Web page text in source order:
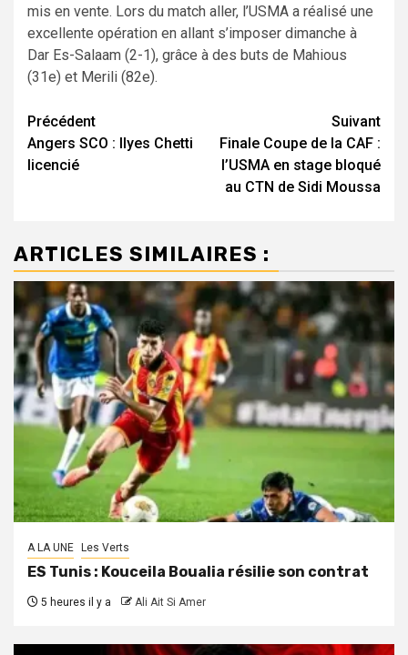
mis en vente. Lors du match aller, l’USMA a réalisé une
excellente opération en allant s’imposer dimanche à
Dar Es-Salaam (2-1), grâce à des buts de Mahious
(31e) et Merili (82e).
Navigation
d’article
Précédent
Angers SCO : Ilyes Chetti
licencié
Suivant
Finale Coupe de la CAF :
l’USMA en stage bloqué
au CTN de Sidi Moussa
ARTICLES SIMILAIRES :
A LA UNE Les Verts
ES Tunis : Kouceila Boualia résilie son contrat
5 heures il y a Ali Ait Si Amer